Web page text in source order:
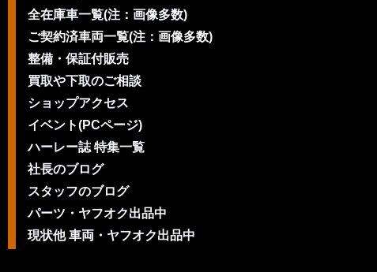
全在庫車一覧(注：画像多数)
ご契約済車両一覧(注：画像多数)
整備・保証付販売
買取や下取のご相談
ショップアクセス
イベント(PCページ)
ハーレー誌 特集一覧
社長のブログ
スタッフのブログ
パーツ・ヤフオク出品中
現状他 車両・ヤフオク出品中